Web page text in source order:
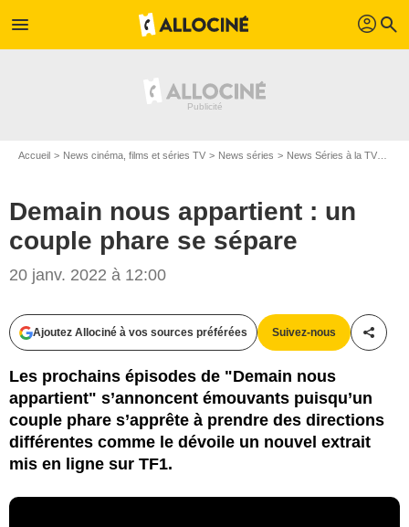
menu profil search
Accueil News cinéma, films et séries TV News séries News Séries à la TV
Demain nous appartient : un
couple phare se sépare
20 janv. 2022 à 12:00
Ajoutez Allociné à vos sources préférées Suivez-nous
Les prochains épisodes de "Demain nous
appartient" s’annoncent émouvants puisqu’un
couple phare s’apprête à prendre des directions
différentes comme le dévoile un nouvel extrait
mis en ligne sur TF1.